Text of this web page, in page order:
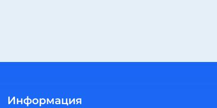
Информация